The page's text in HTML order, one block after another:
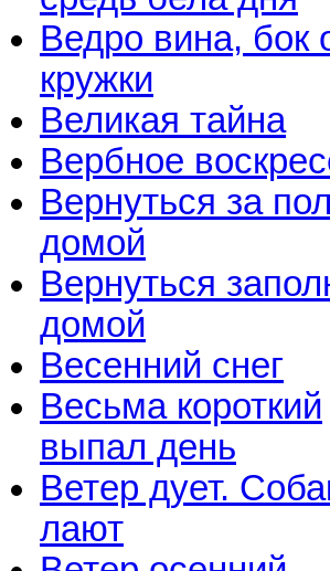
Ведро вина, бок
кружки
Великая тайна
Вербное
Вернуться за
домой
Вернуться
домой
Весенний снег
Весьма короткий
выпал день
Ветер дует.
лают